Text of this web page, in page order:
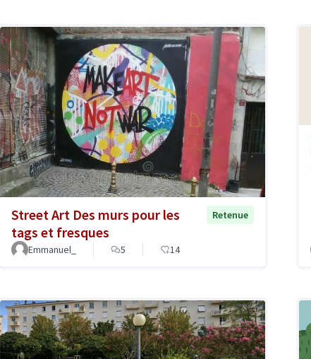
Street Art Des murs pour les
tags et fresques
Retenue
Emmanuel_ 5 14